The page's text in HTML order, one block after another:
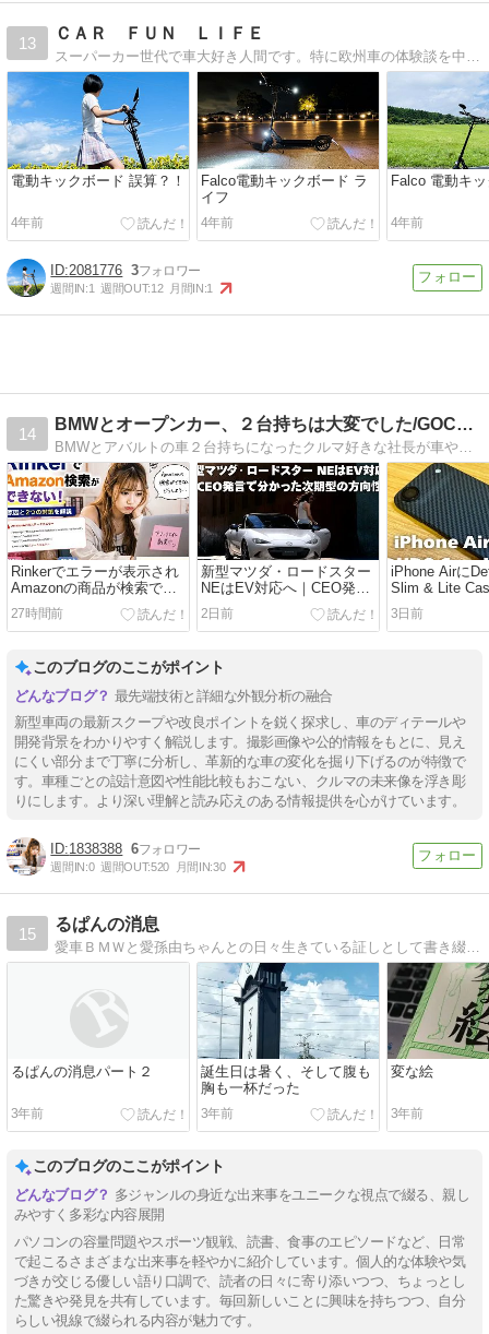
13
ＣＡＲ ＦＵＮ ＬＩＦＥ
スーパーカー世代で車大好き人間です。特に欧州車の体験談を中心に車遍歴やカブリオレ・スパイダーの楽しさや車を車の洗車談など紹介していきます。
電動キックボード 誤算？！
4年前
Falco電動キックボード ラ
イフ
4年前
Falco 電動キ
4年前
2081776 3
週間IN:1 週間OUT:12 月間IN:1
14
BMWとオープンカー、２台持ちは大変でした/GOCCHI
BMWとアバルトの車２台持ちになったクルマ好きな社長が車や経営、マーケティング、パソコンなどについて語ります
Rinkerでエラーが表示され
Amazonの商品が検索でき
ない時の対策とは？
27時間前
新型マツダ・ロードスター
NEはEV対応へ｜CEO発言
で分かった次期型の方向性
2日前
iPhone Airに
Slim & Lite
Special Edition
3日前
このブログのここがポイント
最先端技術と詳細な外観分析の融合
新型車両の最新スクープや改良ポイントを鋭く探求し、車のディテールや
開発背景をわかりやすく解説します。撮影画像や公的情報をもとに、見え
にくい部分まで丁寧に分析し、革新的な車の変化を掘り下げるのが特徴で
す。車種ごとの設計意図や性能比較もおこない、クルマの未来像を浮き彫
りにします。より深い理解と読み応えのある情報提供を心がけています。
1838388 6
週間IN:0 週間OUT:520 月間IN:30
15
るぱんの消息
愛車ＢＭＷと愛孫由ちゃんとの日々生きている証しとして書き綴ってます。
るぱんの消息パート２
3年前
誕生日は暑く、そして腹も
胸も一杯だった
3年前
変な絵
3年前
このブログのここがポイント
多ジャンルの身近な出来事をユニークな視点で綴る、親し
みやすく多彩な内容展開
パソコンの容量問題やスポーツ観戦、読書、食事のエピソードなど、日常
で起こるさまざまな出来事を軽やかに紹介しています。個人的な体験や気
づきが交じる優しい語り口調で、読者の日々に寄り添いつつ、ちょっとし
た驚きや発見を共有しています。毎回新しいことに興味を持ちつつ、自分
らしい視線で綴られる内容が魅力です。